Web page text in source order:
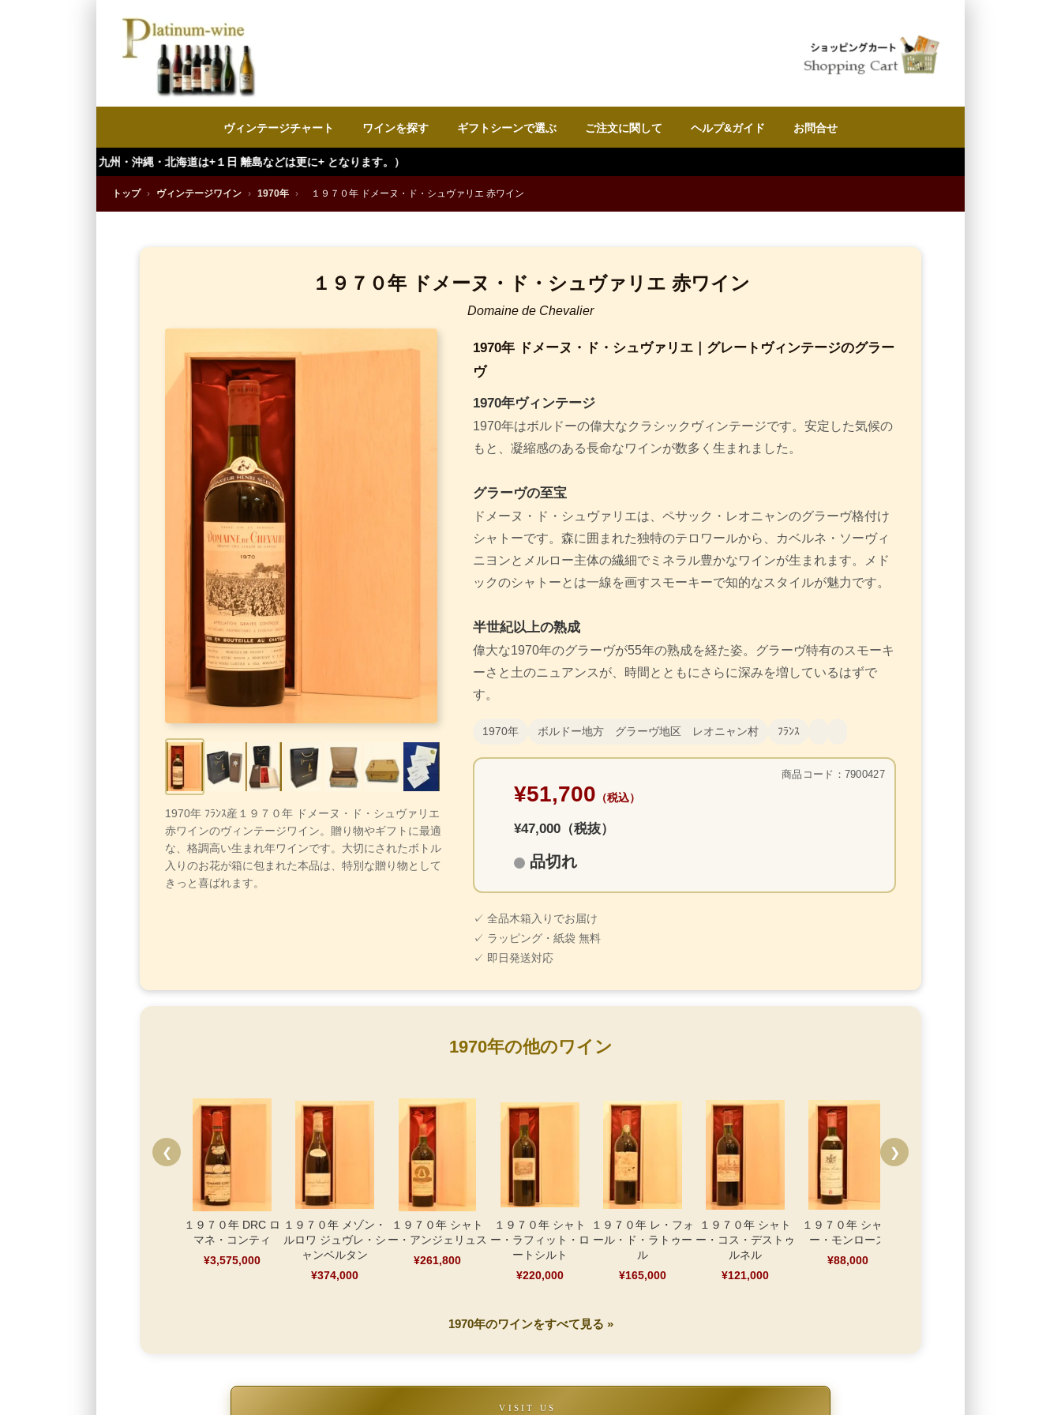
ヴィンテージチャート ワインを探す ギフトシーンで選ぶ ご注文に関して ヘルプ&ガイド お問合せ
・北海道は+１日 離島などは更に+ となります。）
トップ › ヴィンテージワイン › 1970年 › １９７０年 ドメーヌ・ド・シュヴァリエ 赤ワイン
１９７０年 ドメーヌ・ド・シュヴァリエ 赤ワイン
Domaine de Chevalier
1970年 ﾌﾗﾝｽ産１９７０年 ドメーヌ・ド・シュヴァリエ
赤ワインのヴィンテージワイン。贈り物やギフトに最適
な、格調高い生まれ年ワインです。大切にされたボトル
入りのお花が箱に包まれた本品は、特別な贈り物として
きっと喜ばれます。
1970年 ドメーヌ・ド・シュヴァリエ｜グレートヴィンテージのグラー
ヴ
1970年ヴィンテージ
1970年はボルドーの偉大なクラシックヴィンテージです。安定した気候の
もと、凝縮感のある長命なワインが数多く生まれました。
グラーヴの至宝
ドメーヌ・ド・シュヴァリエは、ペサック・レオニャンのグラーヴ格付け
シャトーです。森に囲まれた独特のテロワールから、カベルネ・ソーヴィ
ニヨンとメルロー主体の繊細でミネラル豊かなワインが生まれます。メド
ックのシャトーとは一線を画すスモーキーで知的なスタイルが魅力です。
半世紀以上の熟成
偉大な1970年のグラーヴが55年の熟成を経た姿。グラーヴ特有のスモーキ
ーさと土のニュアンスが、時間とともにさらに深みを増しているはずで
す。
1970年 ボルドー地方 グラーヴ地区 レオニャン村 ﾌﾗﾝｽ
商品コード：7900427
¥51,700 （税込）
¥47,000（税抜）
品切れ
✓ 全品木箱入りでお届け
✓ ラッピング・紙袋 無料
✓ 即日発送対応
1970年の他のワイン
❮
１９７０年 DRC ロ
マネ・コンティ
¥3,575,000
１９７０年 メゾン・
ルロワ ジュヴレ・シ
ャンベルタン
¥374,000
１９７０年 シャト
ー・アンジェリュス
¥261,800
１９７０年 シャト
ー・ラフィット・ロ
ートシルト
¥220,000
１９７０年 レ・フォ
ール・ド・ラトゥー
ル
¥165,000
１９７０年 シャト
ー・コス・デストゥ
ルネル
¥121,000
１９７０年 シャト
ー・モンローズ
¥88,000
❯
1970年のワインをすべて見る »
VISIT US